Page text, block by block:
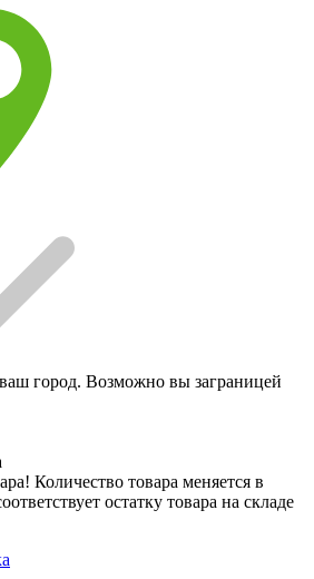
город. Возможно вы заграницей
Количество товара меняется в
остатку товара на складе